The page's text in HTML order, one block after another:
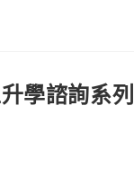
學諮詢系列